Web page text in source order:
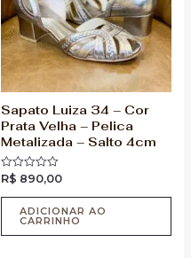
Sapato Luiza 34 – Cor
Prata Velha – Pelica
Metalizada – Salto 4cm
Avaliação
de
R$ 890,00
ADICIONAR AO
CARRINHO